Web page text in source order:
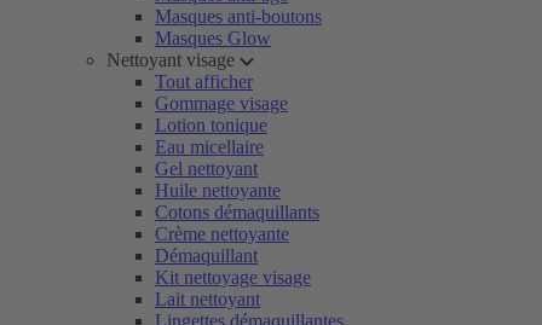
Masques anti-boutons
Masques Glow
Nettoyant visage
Tout afficher
Gommage visage
Lotion tonique
Eau micellaire
Gel nettoyant
Huile nettoyante
Cotons démaquillants
Crème nettoyante
Démaquillant
Kit nettoyage visage
Lait nettoyant
Lingettes démaquillantes